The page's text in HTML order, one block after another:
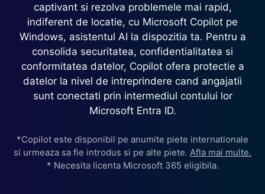
captivant si rezolva problemele mai rapid,
indiferent de locatie, cu Microsoft Copilot pe
Windows, asistentul AI la dispozitia ta. Pentru a
consolida securitatea, confidentialitatea si
conformitatea datelor, Copilot ofera protectie a
datelor la nivel de intreprindere cand angajatii
sunt conectati prin intermediul contului lor
Microsoft Entra ID.
*Copilot este disponibil pe anumite piete internationale
si urmeaza sa fie introdus si pe alte piete. Afla mai multe.
* Necesita licenta Microsoft 365 eligibila.